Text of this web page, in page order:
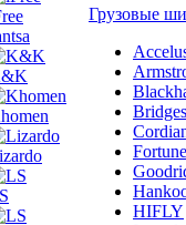
Грузовые
Fortune
HIFLY